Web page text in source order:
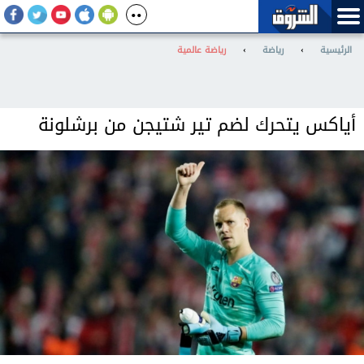
الرئيسية › رياضة › رياضة عالمية
أياكس يتحرك لضم تير شتيجن من برشلونة